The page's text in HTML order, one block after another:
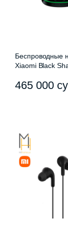
Беспроводные
Xiaomi Black
465 000